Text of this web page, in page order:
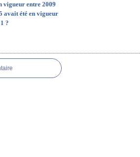
vigueur entre 2009
avait été en vigueur
?